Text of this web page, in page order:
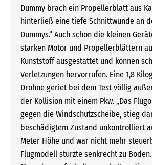
Dummy brach ein Propellerblatt aus
hinterließ eine tiefe Schnittwunde an
Dummys.“ Auch schon die kleinen
starken Motor und Propellerblättern
Kunststoff ausgestattet und können
Verletzungen hervorrufen. Eine 1,8
Drohne geriet bei dem Test völlig
der Kollision mit einem Pkw. „Das
gegen die Windschutzscheibe, stieg
beschädigtem Zustand unkontrolliert
Meter Höhe und war nicht mehr
Flugmodell stürzte senkrecht zu